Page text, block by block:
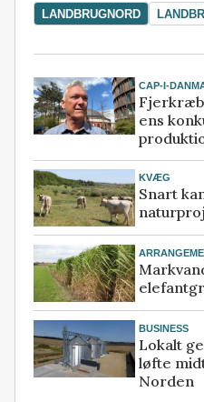
LANDBRUGNORD
CAP-I-
ens
KVÆG
Snart
BUSINESS
Lokalt
løfte
Norden